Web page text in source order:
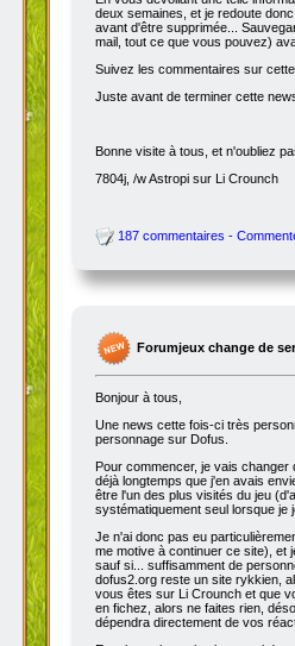
A leur descente d'Incarnam, les
classe sera bien sûr réservée
sortira pour l'occasion. Voici à
avant d'être supprimée...
mail, tout ce que vous pouvez)
Suivez les commentaires sur
Bonne visite à tous, et n'oubliez
187 commentaires -
Forumjeux change de
Bonjour à tous,
Une news cette fois-ci très
personnage sur Dofus.
Pour commencer, je vais
déjà longtemps que j'en avais
être l'un des plus visités du jeu
systématiquement seul lorsque je